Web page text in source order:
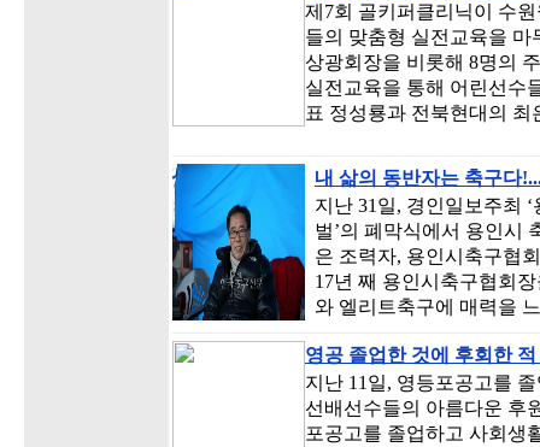
제7회 골키퍼클리닉이 수
들의 맞춤형 실전교육을 마
상광회장을 비롯해 8명의
실전교육을 통해 어린선수
표 정성룡과 전북현대의
내 삶의 동반자는 축구다
지난 31일, 경인일보주최
벌’의 폐막식에서 용인시
은 조력자, 용인시축구협
17년 째 용인시축구협회
와 엘리트축구에 매력을
영공 졸업한 것에 후회한
지난 11일, 영등포공고를
선배선수들의 아름다운 후
포공고를 졸업하고 사회생